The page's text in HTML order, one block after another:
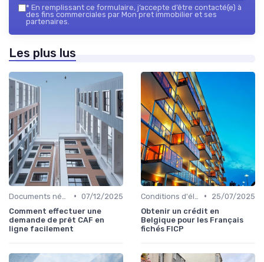
* En remplissant ce formulaire, j’accepte d’être contacté(e) à
des fins commerciales par Mon pret immobilier et ses
partenaires.
Les plus lus
• 07/12/2025
Comment effectuer une
demande de prêt CAF en
ligne facilement
•
25/07/2025
Obtenir un crédit en
Belgique pour les Français
fichés FICP